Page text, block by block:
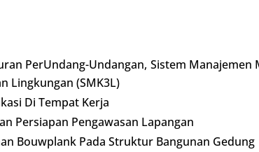
PerUndang-Undangan, Sistem
Lingkungan (SMK3L)
Di Tempat Kerja
Persiapan Pengawasan Lapangan
Bouwplank Pada Struktur Bangunan Gedung